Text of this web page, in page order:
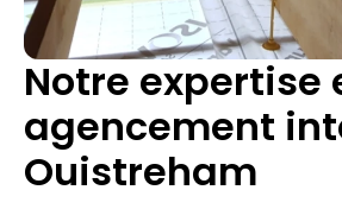
Notre expertise
agencement
Ouistreham